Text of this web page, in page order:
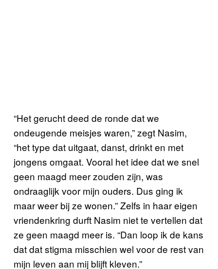
“Het gerucht deed de ronde dat we
ondeugende meisjes waren,” zegt Nasim,
“het type dat uitgaat, danst, drinkt en met
jongens omgaat. Vooral het idee dat we snel
geen maagd meer zouden zijn, was
ondraaglijk voor mijn ouders. Dus ging ik
maar weer bij ze wonen.” Zelfs in haar eigen
vriendenkring durft Nasim niet te vertellen dat
ze geen maagd meer is. “Dan loop ik de kans
dat dat stigma misschien wel voor de rest van
mijn leven aan mij blijft kleven.”